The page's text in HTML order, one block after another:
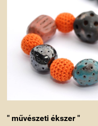
" művészeti ékszer "